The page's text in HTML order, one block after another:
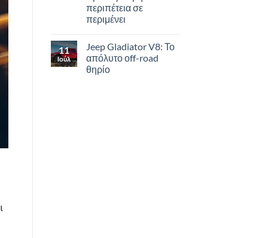
περιπέτεια σε
περιμένει
11
Ιούλ
Jeep Gladiator V8: Το
απόλυτο οff-road
θηρίο